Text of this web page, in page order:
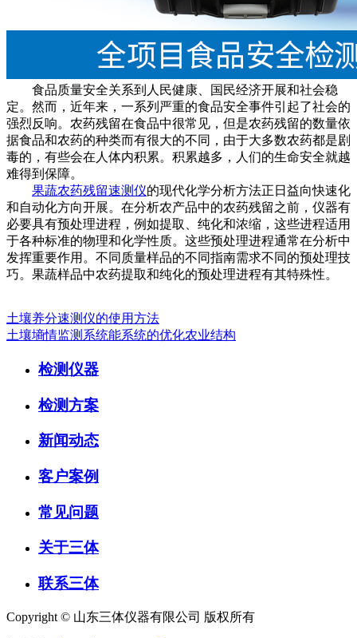
食品质量安全关系到人民健康、国民经济开展和社会稳
定。然而，近年来，一系列严重的食品安全事件引起了社会的
强烈反响。农药残留在食品中很常见，但是农药残留的数量依
据食品和农药的种类而有很大的不同，由于大多数农药都是剧
毒的，有些会在人体内积累。积累越多，人们的生命安全就越
难得到保障。
果蔬农药残留速测仪的现代化学分析方法正日益向快速化
和自动化方向开展。在分析农产品中的农药残留之前，仪器有
必要具有预处理进程，例如提取、纯化和浓缩，这些进程适用
于各种标准的物理和化学性质。这些预处理进程通常在分析中
发挥重要作用。不同质量样品的不同指南需求不同的预处理技
巧。果蔬样品中农药提取和纯化的预处理进程有其特殊性。
土壤养分速测仪的使用方法
土壤墒情监测系统能系统的优化农业结构
检测仪器
检测方案
新闻动态
客户案例
常见问题
关于三体
联系三体
Copyright © 山东三体仪器有限公司 版权所有